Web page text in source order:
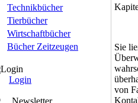
Technikbücher
Tierbücher
Wirtschaftbücher
Bücher Zeitzeugen
Login
Login
Newsletter
Sie
von